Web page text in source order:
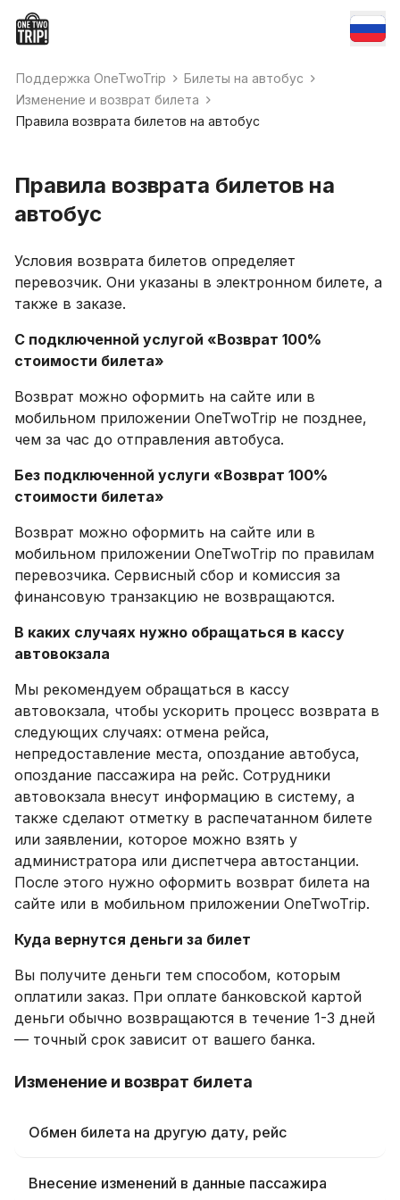
Поддержка OneTwoTrip
Билеты на автобус
Изменение и возврат билета
Правила возврата билетов на автобус
Правила возврата билетов на
автобус
Условия возврата билетов определяет
перевозчик. Они указаны в электронном билете, а
также в заказе.
С подключенной услугой «Возврат 100%
стоимости билета»
Возврат можно оформить на сайте или в
мобильном приложении OneTwoTrip не позднее,
чем за час до отправления автобуса.
Без подключенной услуги «Возврат 100%
стоимости билета»
Возврат можно оформить на сайте или в
мобильном приложении OneTwoTrip по правилам
перевозчика. Сервисный сбор и комиссия за
финансовую транзакцию не возвращаются.
В каких случаях нужно обращаться в кассу
автовокзала
Мы рекомендуем обращаться в кассу
автовокзала, чтобы ускорить процесс возврата в
следующих случаях: отмена рейса,
непредоставление места, опоздание автобуса,
опоздание пассажира на рейс. Сотрудники
автовокзала внесут информацию в систему, а
также сделают отметку в распечатанном билете
или заявлении, которое можно взять у
администратора или диспетчера автостанции.
После этого нужно оформить возврат билета на
сайте или в мобильном приложении OneTwoTrip.
Куда вернутся деньги за билет
Вы получите деньги тем способом, которым
оплатили заказ. При оплате банковской картой
деньги обычно возвращаются в течение 1-3 дней
— точный срок зависит от вашего банка.
Изменение и возврат билета
Обмен билета на другую дату, рейс
Внесение изменений в данные пассажира